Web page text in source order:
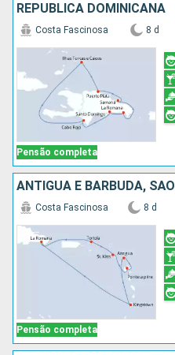
REPUBLICA DOMINICANA
Pensão completa
Costa Fascinosa 8 d
Pensão completa
Costa Fascinosa 8 d